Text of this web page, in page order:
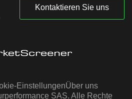
Kontaktieren Sie uns
EinstellungenÜber uns
SAS. Alle Rechte